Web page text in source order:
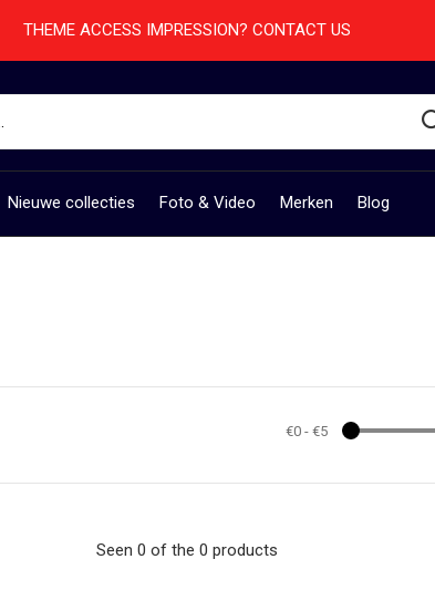
Nieuwe collecties Foto & Video Merken Blog
THEME ACCESS IMPRESSION? CONTACT US
€0- €5
Seen 0 of the 0 products